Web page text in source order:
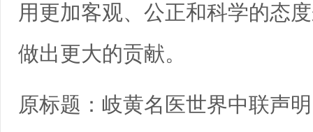
用更加客观、公正和科学的态
做出更大的贡献。
原标题： 岐黄名医世界中联声